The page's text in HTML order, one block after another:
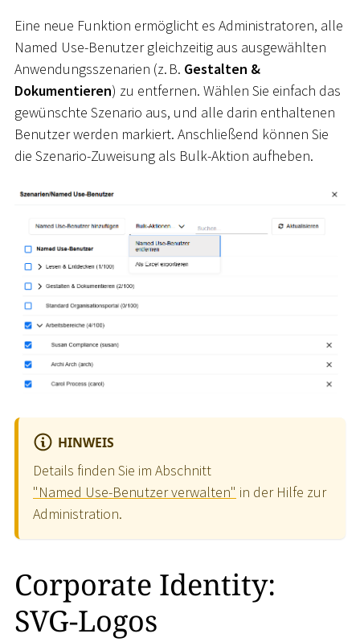
Eine neue Funktion ermöglicht es Administratoren, alle
Named Use-Benutzer gleichzeitig aus ausgewählten
Anwendungsszenarien (z. B. Gestalten &
Dokumentieren) zu entfernen. Wählen Sie einfach das
gewünschte Szenario aus, und alle darin enthaltenen
Benutzer werden markiert. Anschließend können Sie
die Szenario-Zuweisung als Bulk-Aktion aufheben.
HINWEIS
Details finden Sie im Abschnitt
"Named Use-Benutzer verwalten" in der Hilfe zur
Administration.
Corporate Identity:
SVG-Logos